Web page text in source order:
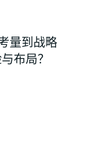
量到战略
布局？